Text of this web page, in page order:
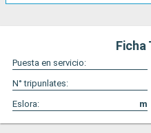
Ficha
Puesta en servicio:
N° tripunlates:
Eslora:
m